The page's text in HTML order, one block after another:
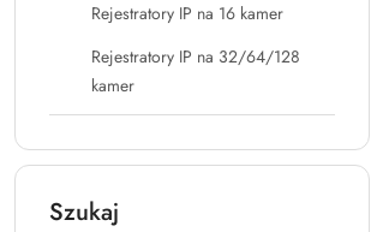
Rejestratory IP na 16 kamer
Rejestratory IP na 32/64/128
kamer
Szukaj